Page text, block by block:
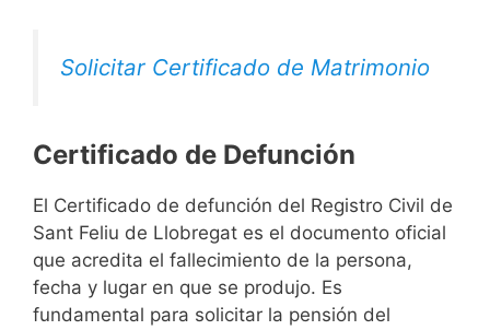
Solicitar Certificado de Matrimonio
Certificado de Defunción
El Certificado de defunción del Registro Civil de
Sant Feliu de Llobregat es el documento oficial
que acredita el fallecimiento de la persona,
fecha y lugar en que se produjo. Es
fundamental para solicitar la pensión del